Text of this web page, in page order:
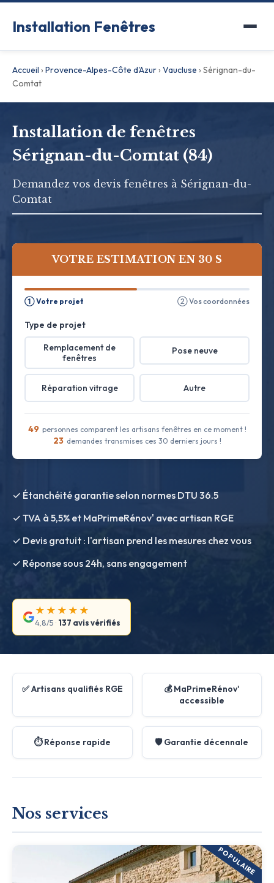
Installation Fenêtres
Accueil ›Provence-Alpes-Côte d'Azur›Vaucluse ›Sérignan-du-
Comtat
Installation de fenêtres
Sérignan-du-Comtat (84)
Demandez vos devis fenêtres à Sérignan-du-
Comtat
VOTRE ESTIMATION EN 30 S
① Votre projet ② Vos coordonnées
Type de projet
Remplacement de
fenêtres
Pose neuve
Réparation vitrage Autre
49 personnes comparent les artisans fenêtres en ce moment !
23 demandes transmises ces 30 derniers jours !
✓ Étanchéité garantie selon normes DTU 36.5
✓ TVA à 5,5% et MaPrimeRénov' avec artisan RGE
✓ Devis gratuit : l'artisan prend les mesures chez vous
✓ Réponse sous 24h, sans engagement
★★★★★
4,8/5 · 137 avis vérifiés
✅ Artisans qualifiés RGE
💰 MaPrimeRénov'
accessible
⏱️ Réponse rapide 🛡️ Garantie décennale
Nos services
POPULAIRE